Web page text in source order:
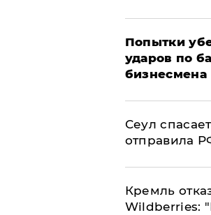
Попытки
ударов по
бизнесмена
​Сеул
отправила
Кремль
Wildberries: